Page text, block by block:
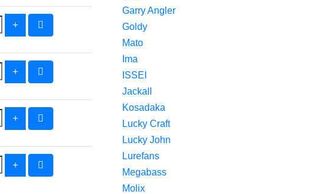
Garry Angler
Goldy
Mato
Ima
ISSEI
Jackall
Kosadaka
Lucky Craft
Lucky John
Lurefans
Megabass
Molix